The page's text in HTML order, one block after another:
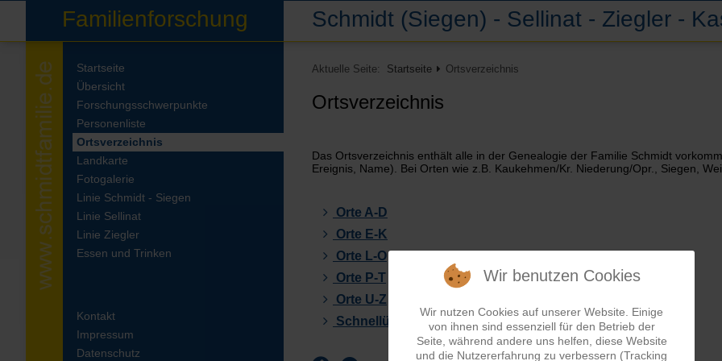
Familienforschung Schmidt (Siegen) - Sellinat - Ziegler -
Startseite
Übersicht
Forschungsschwerpunkte
Personenliste
Ortsverzeichnis
Landkarte
Fotogalerie
Linie Schmidt - Siegen
Linie Sellinat
Linie Ziegler
Essen und Trinken
Kontakt
Impressum
Datenschutz
Aktuelle Seite: Startseite Ortsverzeichnis
Ortsverzeichnis
Das Ortsverzeichnis enthält alle in der Genealogie der Familie Schmidt
Ereignis, Name). Bei Orten wie z.B. Kaukehmen/Kr. Niederung/Opr., Siegen,
Orte A-D
Orte E-K
Orte L-O
Orte P-T
Orte U-Z
Schnellübersicht über die Orte
Wir benutzen Cookies
Wir nutzen Cookies auf unserer Website. Einige
von ihnen sind essenziell für den Betrieb der
Seite, während andere uns helfen, diese Website
und die Nutzererfahrung zu verbessern (Tracking